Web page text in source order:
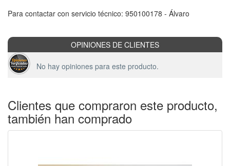
Para contactar con servicio técnico: 950100178 - Álvaro
OPINIONES DE CLIENTES
No hay opiniones para este producto.
Clientes que compraron este producto,
también han comprado